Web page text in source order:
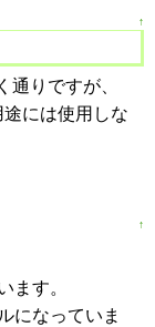
↑
通りですが、
には使用しな
↑
ます。
になっていま